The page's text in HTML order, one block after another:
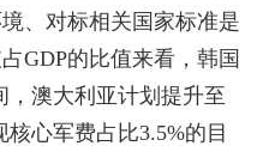
、对标相关国家标准是
GDP的比值来看，韩国
，澳大利亚计划提升至
心军费占比3.5%的目